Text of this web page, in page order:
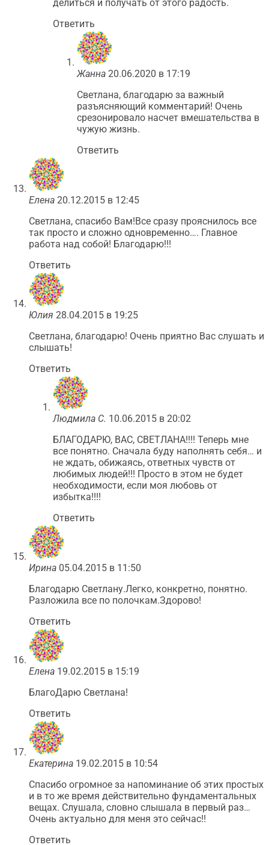
делиться и получать от этого радость.
Ответить
Жанна 20.06.2020 в 17:19
Светлана, благодарю за важный
разъясняющий комментарий! Очень
срезонировало насчет вмешательства в
чужую жизнь.
Ответить
Елена 20.12.2015 в 12:45
Светлана, спасибо Вам!Все сразу прояснилось все
так просто и сложно одновременно…. Главное
работа над собой! Благодарю!!!
Ответить
Юлия 28.04.2015 в 19:25
Светлана, благодарю! Очень приятно Вас слушать и
слышать!
Ответить
Людмила С. 10.06.2015 в 20:02
БЛАГОДАРЮ, ВАС, СВЕТЛАНА!!!! Теперь мне
все понятно. Сначала буду наполнять себя… и
не ждать, обижаясь, ответных чувств от
любимых людей!!! Просто в этом не будет
необходимости, если моя любовь от
избытка!!!!
Ответить
Ирина 05.04.2015 в 11:50
Благодарю Светлану.Легко, конкретно, понятно.
Разложила все по полочкам.Здорово!
Ответить
Елена 19.02.2015 в 15:19
БлагоДарю Светлана!
Ответить
Екатерина 19.02.2015 в 10:54
Спасибо огромное за напоминание об этих простых
и в то же время действительно фундаментальных
вещах. Слушала, словно слышала в первый раз…
Очень актуально для меня это сейчас!!
Ответить